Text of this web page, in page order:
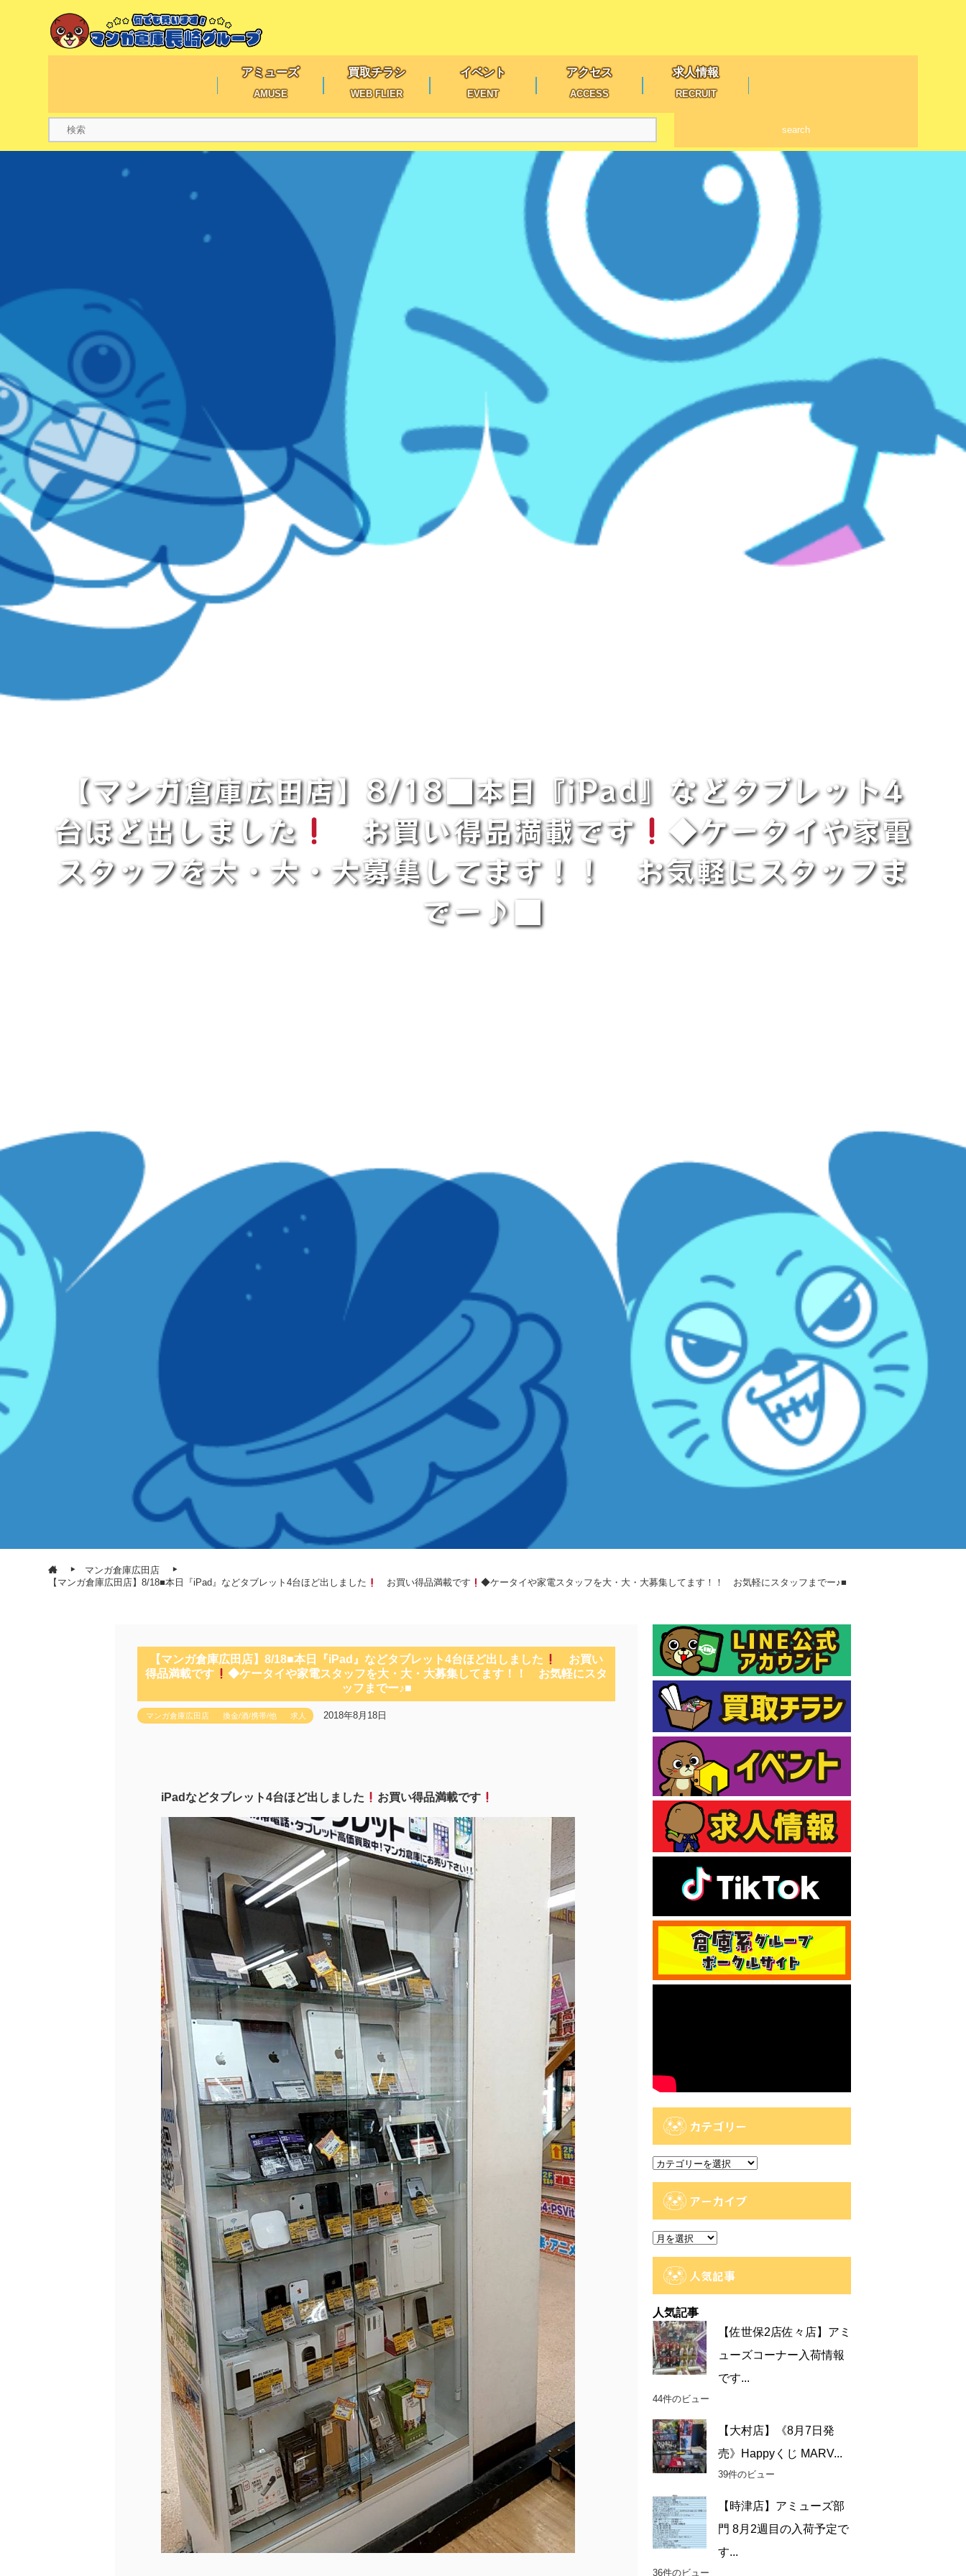
アミューズ
AMUSE
買取チラシ
WEB FLIER
イベント
EVENT
アクセス
ACCESS
求人情報
RECRUIT
search
【マンガ倉庫広田店】8/18■本日『iPad』などタブレット4
台ほど出しました
お買い得品満載です
◆ケータイや家電
スタッフを大・大・大募集してます！！ お気軽にスタッフま
でー♪■
マンガ倉庫広田店
【マンガ倉庫広田店】8/18■本日『iPad』などタブレット4台ほど出しました
お買い得品満載です ◆ケータイや家電スタッフを大・大・大募集してます！！ お気軽にスタッフまでー♪■
【マンガ倉庫広田店】8/18■本日『iPad』などタブレット4台ほど出しました
お買い
得品満載です
◆ケータイや家電スタッフを大・大・大募集してます！！ お気軽にスタ
ッフまでー♪■
マンガ倉庫広田店 換金/酒/携帯/他 求人 2018年8月18日
iPadなどタブレット4台ほど出しました お買い得品満載です
カテゴリー
カ
アーカイブ
ア
人気記事
人気記事
【佐世保2店佐々店】アミ
ューズコーナー入荷情報
です...
44件のビュー
【大村店】《8月7日発
売》Happyくじ MARV...
39件のビュー
【時津店】アミューズ部
門 8月2週目の入荷予定で
す...
36件のビュー